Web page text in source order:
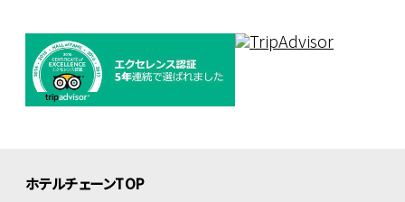
ホテルチェーンTOP